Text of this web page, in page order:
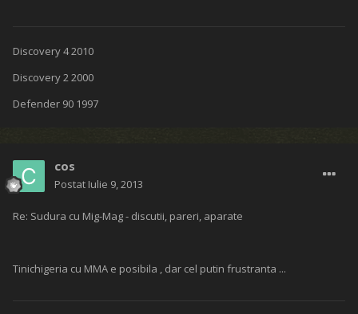
Discovery 4 2010
Discovery 2 2000
Defender 90 1997
cos
Postat Iulie 9, 2013
Re: Sudura cu Mig-Mag - discutii, pareri, aparate
Tinichigeria cu MMA e posibila , dar cel putin frustranta ...